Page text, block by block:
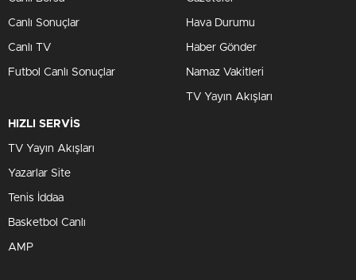
Canlı Sonuçlar
Canlı TV
Futbol Canlı Sonuçlar
Hava Durumu
Haber Gönder
Namaz Vakitleri
TV Yayın Akışları
HIZLI SERVİS
TV Yayın Akışları
Yazarlar Site
Tenis İddaa
Basketbol Canlı
AMP